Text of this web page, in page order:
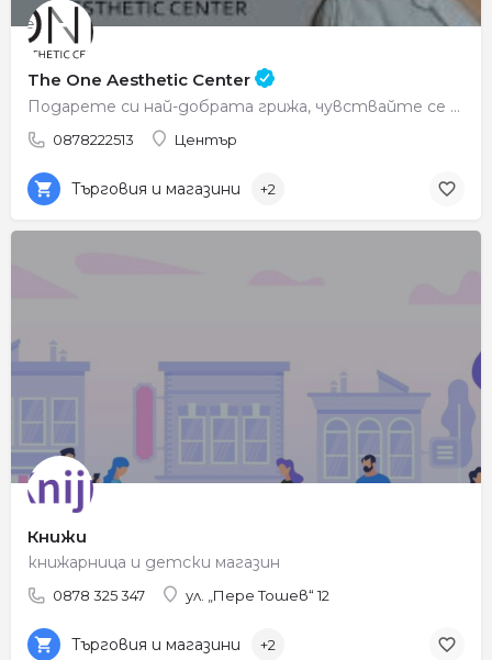
The One Aesthetic Center
Подарете си най-добрата грижа, чувствайте се красиви всеки ден.
0878222513 Център
Търговия и магазини +2
Книжи
книжарница и детски магазин
0878 325 347 ул. „Пере Тошев“ 12
Търговия и магазини +2